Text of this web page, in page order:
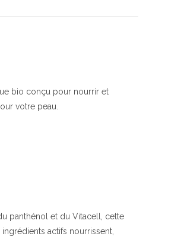
bio conçu pour nourrir et
votre peau.
panthénol et du Vitacell, cette
actifs nourrissent,